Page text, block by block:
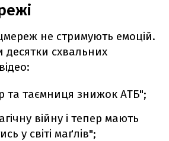
не стримують емоцій.
схвальних
та таємниця знижок АТБ";
війну і тепер мають
у світі маґлів";